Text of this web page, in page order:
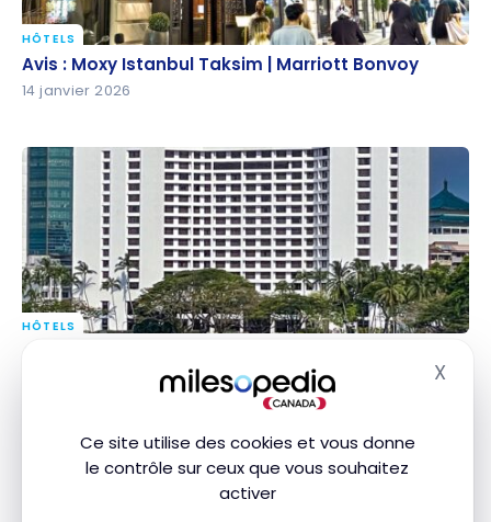
Ce site utilise des cookies et vous donne
le contrôle sur ceux que vous souhaitez
activer
X
Avis : Moxy Istanbul Taksim | Marriott Bonvoy
HÔTELS
Avis : Moxy Istanbul Taksim | Marriott Bonvoy
14 janvier 2026
HÔTELS